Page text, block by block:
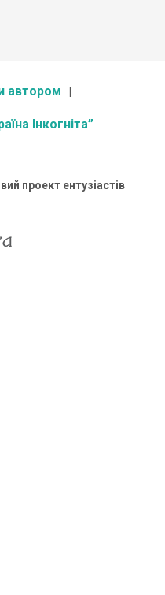
автором
Інкогніта”
проект ентузіастів